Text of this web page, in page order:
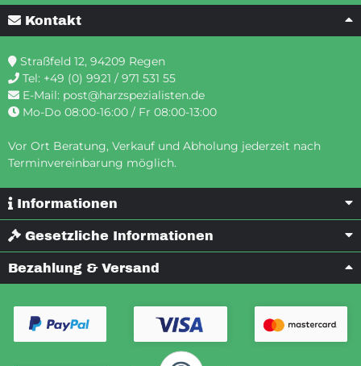
Kontakt
Straßfeld 12, 94209 Regen
Tel: +49 (0) 9921 / 971 531 55
E-Mail: post@harzspezialisten.de
Mo-Do 08:00-16:00 / Fr 08:00-13:00
Vor Ort Beratung, Verkauf und Abholung jederzeit nach
Terminvereinbarung möglich.
Informationen
Gesetzliche Informationen
Bezahlung & Versand